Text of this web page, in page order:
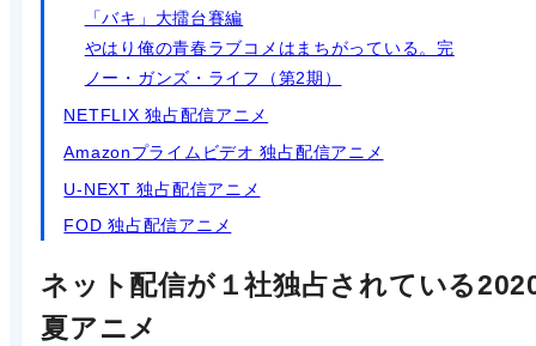
「バキ」大擂台賽編
やはり俺の青春ラブコメはまちがっている。完
ノー・ガンズ・ライフ（第2期）
NETFLIX 独占配信アニメ
Amazonプライムビデオ 独占配信アニメ
U-NEXT 独占配信アニメ
FOD 独占配信アニメ
ネット配信が１社独占されている
夏アニメ